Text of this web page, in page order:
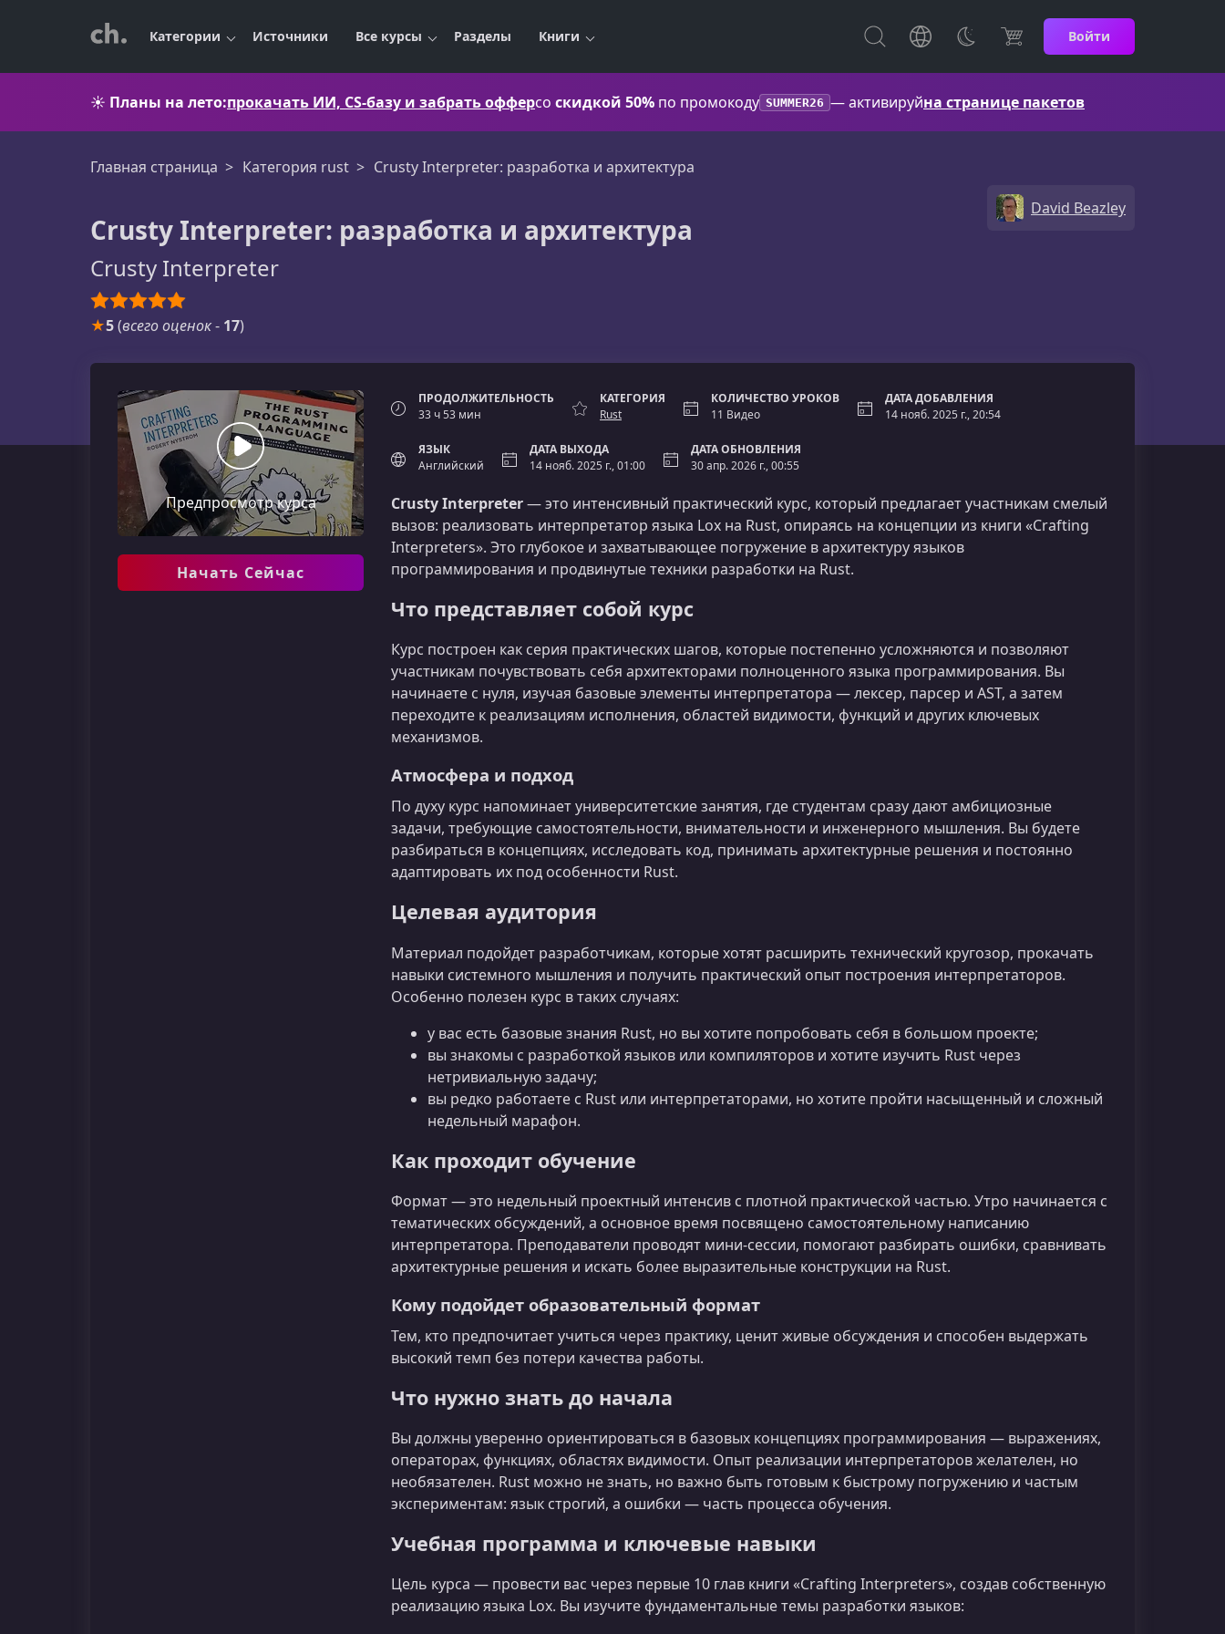
Категории Источники Все курсы Разделы Книги Войти
☀️ Планы на лето:прокачать ИИ, CS-базу и забрать офферсо скидкой 50% по промокоду SUMMER26 — активируйна странице пакетов
Главная страница Категория rust Crusty Interpreter: разработка и архитектура
Crusty Interpreter: разработка и архитектура
Crusty Interpreter
David Beazley
★5(всего оценок- 17)
Предпросмотр курса
Начать Сейчас
ПРОДОЛЖИТЕЛЬНОСТЬ
33 ч 53 мин
КАТЕГОРИЯ
Rust
КОЛИЧЕСТВО УРОКОВ
11 Видео
ДАТА ДОБАВЛЕНИЯ
14 нояб. 2025 г., 20:54
ЯЗЫК
Английский
ДАТА ВЫХОДА
14 нояб. 2025 г., 01:00
ДАТА ОБНОВЛЕНИЯ
30 апр. 2026 г., 00:55
Crusty Interpreter— это интенсивный практический курс, который предлагает участникам смелый
вызов: реализовать интерпретатор языка Lox на Rust, опираясь на концепции из книги «Crafting
Interpreters». Это глубокое и захватывающее погружение в архитектуру языков
программирования и продвинутые техники разработки на Rust.
Что представляет собой курс
Курс построен как серия практических шагов, которые постепенно усложняются и позволяют
участникам почувствовать себя архитекторами полноценного языка программирования. Вы
начинаете с нуля, изучая базовые элементы интерпретатора — лексер, парсер и AST, а затем
переходите к реализациям исполнения, областей видимости, функций и других ключевых
механизмов.
Атмосфера и подход
По духу курс напоминает университетские занятия, где студентам сразу дают амбициозные
задачи, требующие самостоятельности, внимательности и инженерного мышления. Вы будете
разбираться в концепциях, исследовать код, принимать архитектурные решения и постоянно
адаптировать их под особенности Rust.
Целевая аудитория
Материал подойдет разработчикам, которые хотят расширить технический кругозор, прокачать
навыки системного мышления и получить практический опыт построения интерпретаторов.
Особенно полезен курс в таких случаях:
у вас есть базовые знания Rust, но вы хотите попробовать себя в большом проекте;
вы знакомы с разработкой языков или компиляторов и хотите изучить Rust через
нетривиальную задачу;
вы редко работаете с Rust или интерпретаторами, но хотите пройти насыщенный и сложный
недельный марафон.
Как проходит обучение
Формат — это недельный проектный интенсив с плотной практической частью. Утро начинается с
тематических обсуждений, а основное время посвящено самостоятельному написанию
интерпретатора. Преподаватели проводят мини-сессии, помогают разбирать ошибки, сравнивать
архитектурные решения и искать более выразительные конструкции на Rust.
Кому подойдет образовательный формат
Тем, кто предпочитает учиться через практику, ценит живые обсуждения и способен выдержать
высокий темп без потери качества работы.
Что нужно знать до начала
Вы должны уверенно ориентироваться в базовых концепциях программирования — выражениях,
операторах, функциях, областях видимости. Опыт реализации интерпретаторов желателен, но
необязателен. Rust можно не знать, но важно быть готовым к быстрому погружению и частым
экспериментам: язык строгий, а ошибки — часть процесса обучения.
Учебная программа и ключевые навыки
Цель курса — провести вас через первые 10 глав книги «Crafting Interpreters», создав собственную
реализацию языка Lox. Вы изучите фундаментальные темы разработки языков: